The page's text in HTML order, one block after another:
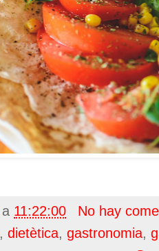
a 11:22:00
No hay
, dietètica, gastronomia,